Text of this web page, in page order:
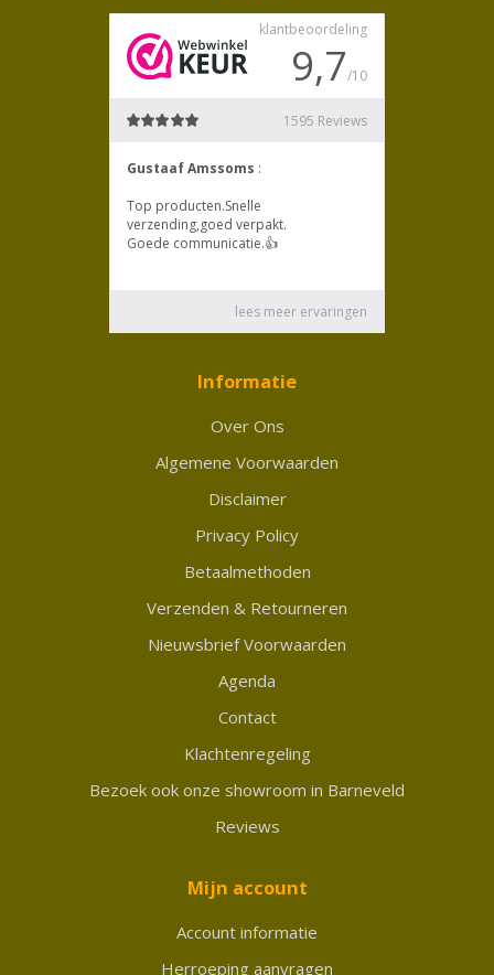
Informatie
Over Ons
Algemene Voorwaarden
Disclaimer
Privacy Policy
Betaalmethoden
Verzenden & Retourneren
Nieuwsbrief Voorwaarden
Agenda
Contact
Klachtenregeling
Bezoek ook onze showroom in Barneveld
Reviews
Mijn account
Account informatie
Herroeping aanvragen